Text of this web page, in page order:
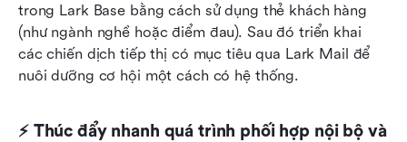
trong Lark Base bằng cách sử dụng thẻ khách hàng
(như ngành nghề hoặc điểm đau). Sau đó triển khai
các chiến dịch tiếp thị có mục tiêu qua Lark Mail để
nuôi dưỡng cơ hội một cách có hệ thống.
⚡ Thúc đẩy nhanh quá trình phối hợp nội bộ và